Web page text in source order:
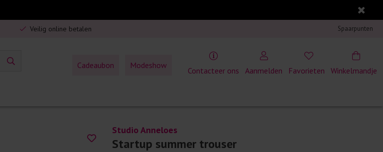
Veilig online betalen
Gratis verzending in Nederland vanaf €75,-
Spaarpunten
Winkelmandje
Cadeaubon Modeshow
Contacteer ons Aanmelden Favorieten
Studio Anneloes
Startup summer trouser